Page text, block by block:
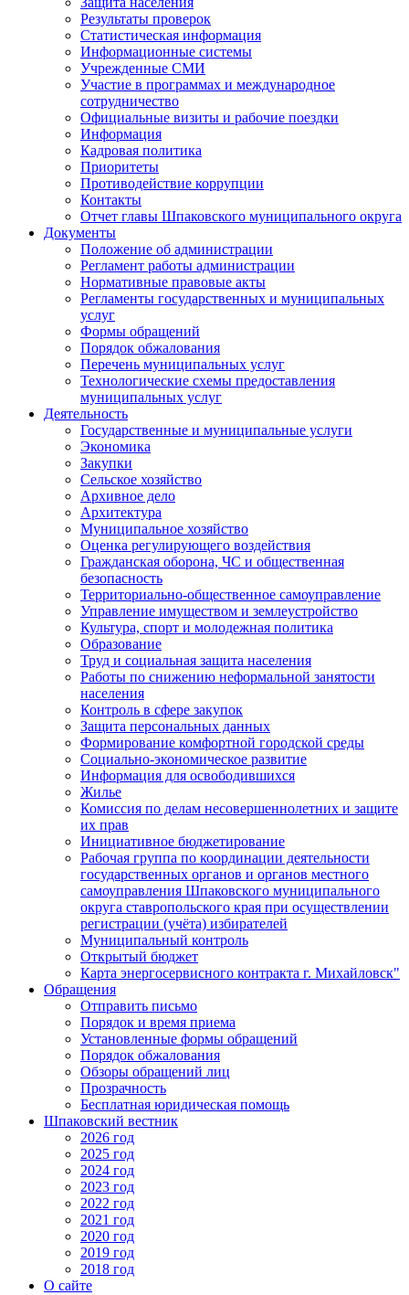
Результаты проверок
Статистическая информация
Информационные системы
Учрежденные СМИ
Участие в программах и международное
сотрудничество
Официальные визиты и рабочие поездки
Информация
Кадровая политика
Приоритеты
Противодействие коррупции
Контакты
Отчет главы Шпаковского муниципального округа
Документы
Положение об администрации
Регламент работы администрации
Нормативные правовые акты
Регламенты государственных и муниципальных
услуг
Формы обращений
Порядок обжалования
Перечень муниципальных услуг
Технологические схемы предоставления
муниципальных услуг
Деятельность
Государственные и муниципальные услуги
Экономика
Закупки
Сельское хозяйство
Архивное дело
Архитектура
Муниципальное хозяйство
Оценка регулирующего воздействия
Гражданская оборона, ЧС и общественная
безопасность
Территориально-общественное самоуправление
Управление имуществом и землеустройство
Культура, спорт и молодежная политика
Образование
Труд и социальная защита населения
Работы по снижению неформальной занятости
населения
Контроль в сфере закупок
Защита персональных данных
Формирование комфортной городской среды
Социально-экономическое развитие
Информация для освободившихся
Жилье
Комиссия по делам несовершеннолетних и защите
их прав
Инициативное бюджетирование
Рабочая группа по координации деятельности
государственных органов и органов местного
самоуправления Шпаковского муниципального
округа ставропольского края при осуществлении
регистрации (учёта) избирателей
Муниципальный контроль
Открытый бюджет
Карта энергосервисного контракта г. Михайловск"
Обращения
Отправить письмо
Порядок и время приема
Установленные формы обращений
Порядок обжалования
Обзоры обращений лиц
Прозрачность
Бесплатная юридическая помощь
Шпаковский вестник
2026 год
2025 год
2024 год
2023 год
2022 год
2021 год
2020 год
2019 год
2018 год
О сайте